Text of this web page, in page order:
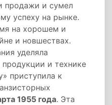
продажи и сумел
успеху на рынке.
на хорошем и
и новшествах.
уделяла
и технике
приступила к
1955 года. Эта